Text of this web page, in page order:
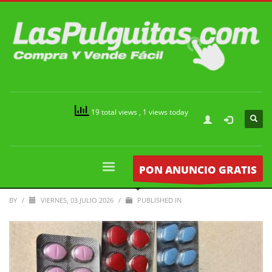
19 total views , 1 views today
PON ANUNCIO GRATIS
BY / VIERNES, 03 JULIO 2026 / PUBLISHED IN